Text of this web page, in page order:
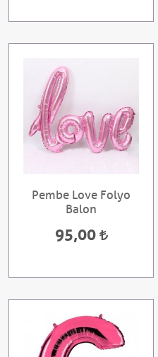
Pembe Love Folyo
Balon
95,00